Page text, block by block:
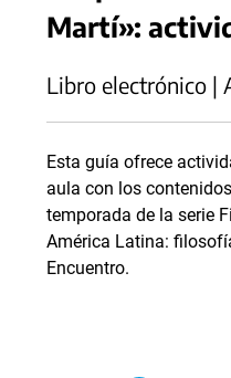
Martí»:
Libro electrónico |
Esta guía ofrece
aula con los
temporada de la serie
América Latina:
Encuentro.